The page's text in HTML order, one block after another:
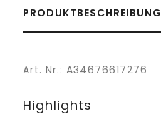
PRODUKTBESCHREIBUNG
Art. Nr.: A34676617276
Highlights